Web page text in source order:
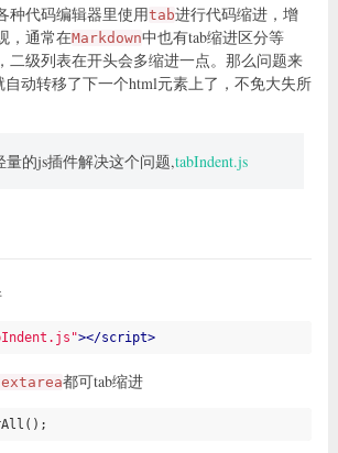
0].style.position = "static";
], r);
null;
=
false ;
{ //滚动
种代码编辑器里使用tab进行代码缩进，增
，通常在Markdown中也有tab缩进区分等
二级列表在开头会多缩进一点。那么问题来
自动转移了下一个html元素上了，不免大失所
的js插件解决这个问题,tabIndent.js
></script>
都可tab缩进